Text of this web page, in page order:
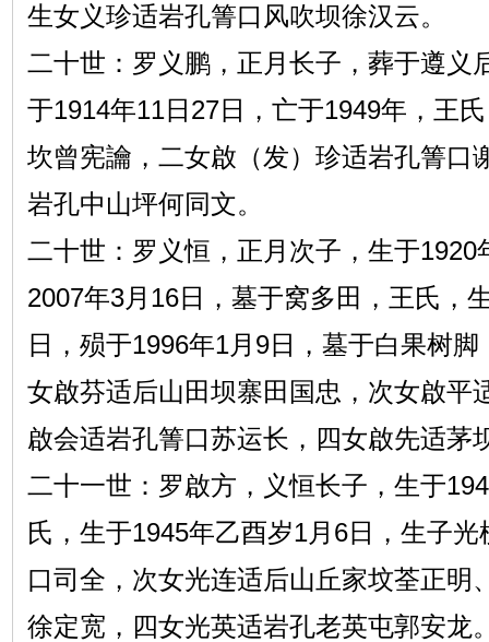
生女义珍适岩孔箐口风吹坝徐汉云。
二十世：罗义鹏，正月长子，葬于遵义
于1914年11日27日，亡于1949年，王
坎曾宪讑，二女啟（发）珍适岩孔箐口
岩孔中山坪何同文。
二十世：罗义恒，正月次子，生于1920
2007年3月16日，墓于窝多田，王氏，
日，殒于1996年1月9日，墓于白果树
女啟芬适后山田坝寨田国忠，次女啟平
啟会适岩孔箐口苏运长，四女啟先适茅
二十一世：罗啟方，义恒长子，生于
氏，生于1945年乙酉岁1月6日，生子
口司全，次女光连适后山丘家坟荃正明
徐定宽，四女光英适岩孔老英屯郭安龙